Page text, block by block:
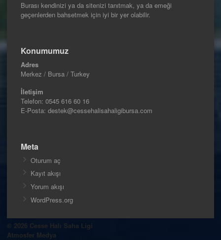
Burası kendinizi ya da sitenizi tanıtmak, ya da emeği
geçenlerden bahsetmek için iyi bir yer olabilir.
Konumumuz
Adres
Merkez / Bursa / Turkey
İletişim
Telefon: 0545 616 60 16
E-Posta: destek@cessehalisahaligibursa.com
Meta
Oturum aç
Kayıt akışı
Yorum akışı
WordPress.org
© 2026 Cesse Halı Saha Ligi
Atmosfer Medya